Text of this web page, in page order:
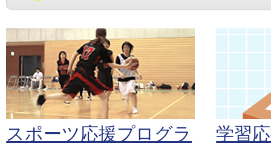
スポーツ応援プログラ
学習